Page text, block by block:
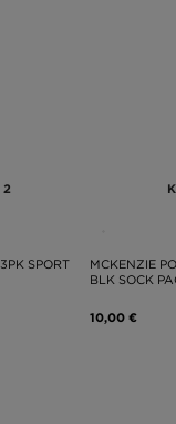
2
SPORT
MCKENZIE
BLK SOCK
10,00 €